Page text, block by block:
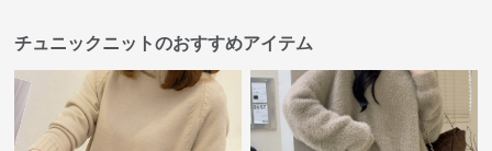
チュニックニットのおすすめアイテム